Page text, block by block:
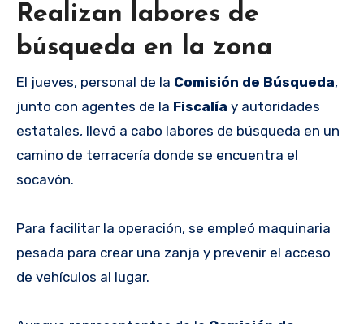
Realizan labores de
búsqueda en la zona
El jueves, personal de la Comisión de Búsqueda,
junto con agentes de la Fiscalía y autoridades
estatales, llevó a cabo labores de búsqueda en un
camino de terracería donde se encuentra el
socavón.
Para facilitar la operación, se empleó maquinaria
pesada para crear una zanja y prevenir el acceso
de vehículos al lugar.